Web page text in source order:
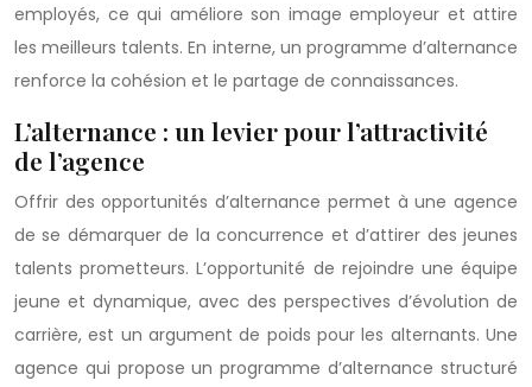
employés, ce qui améliore son image employeur et attire
les meilleurs talents. En interne, un programme d’alternance
renforce la cohésion et le partage de connaissances.
L’alternance : un levier pour l’attractivité
de l’agence
Offrir des opportunités d’alternance permet à une agence
de se démarquer de la concurrence et d’attirer des jeunes
talents prometteurs. L’opportunité de rejoindre une équipe
jeune et dynamique, avec des perspectives d’évolution de
carrière, est un argument de poids pour les alternants. Une
agence qui propose un programme d’alternance structuré